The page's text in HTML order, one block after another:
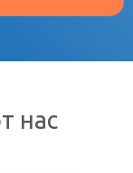
нас